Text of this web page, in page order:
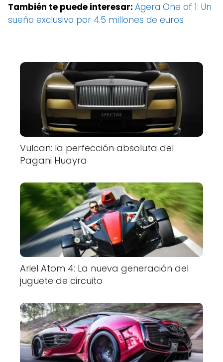
También te puede interesar: Agera One of 1: Un
sueño exclusivo por 4.5 millones de euros
Vulcan: la perfección absoluta del
Pagani Huayra
Ariel Atom 4: La nueva generación del
juguete de circuito